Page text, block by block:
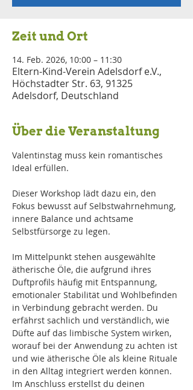
Zeit und Ort
14. Feb. 2026, 10:00 – 11:30
Eltern-Kind-Verein Adelsdorf e.V.,
Höchstadter Str. 63, 91325
Adelsdorf, Deutschland
Über die Veranstaltung
Valentinstag muss kein romantisches
Ideal erfüllen.
Dieser Workshop lädt dazu ein, den
Fokus bewusst auf Selbstwahrnehmung,
innere Balance und achtsame
Selbstfürsorge zu legen.
Im Mittelpunkt stehen ausgewählte
ätherische Öle, die aufgrund ihres
Duftprofils häufig mit Entspannung,
emotionaler Stabilität und Wohlbefinden
in Verbindung gebracht werden. Du
erfährst sachlich und verständlich, wie
Düfte auf das limbische System wirken,
worauf bei der Anwendung zu achten ist
und wie ätherische Öle als kleine Rituale
in den Alltag integriert werden können.
Im Anschluss erstellst du deinen